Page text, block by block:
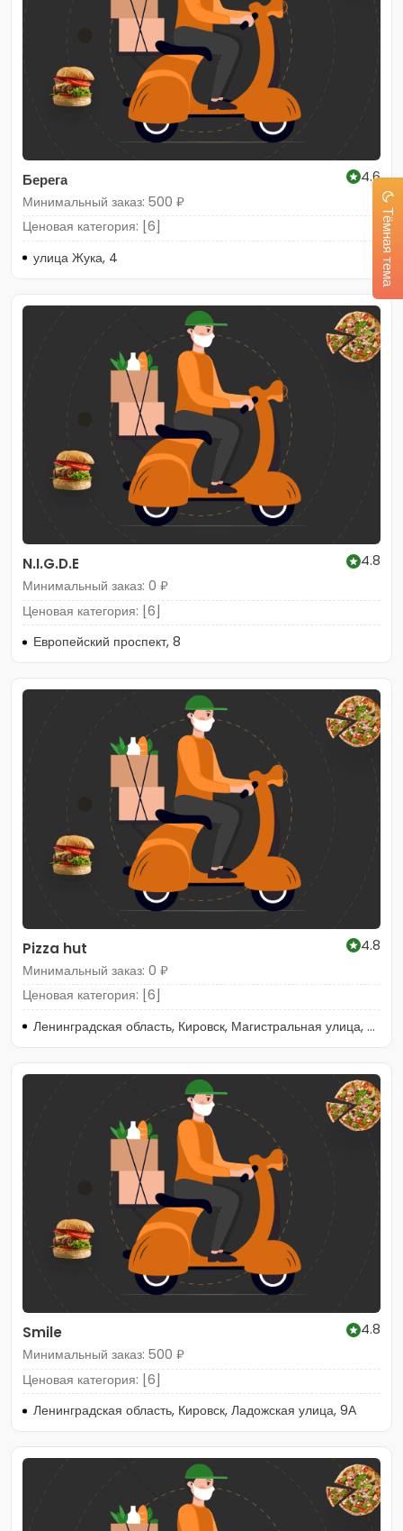
Берега
4.6
Минимальный заказ: 500 ₽
Ценовая категория: [6]
улица Жука, 4
N.I.G.D.E
4.8
Минимальный заказ: 0 ₽
Ценовая категория: [6]
Европейский проспект, 8
Pizza hut
4.8
Минимальный заказ: 0 ₽
Ценовая категория: [6]
Ленинградская область, Кировск, Магистральная улица, 46
Smile
4.8
Минимальный заказ: 500 ₽
Ценовая категория: [6]
Ленинградская область, Кировск, Ладожская улица, 9А
Тёмная тема